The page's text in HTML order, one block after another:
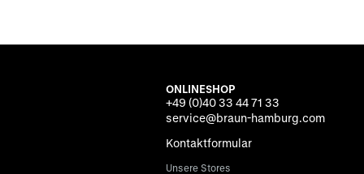
ONLINESHOP
+49 (0)40 33 44 71 33
service@braun-hamburg.com
Kontaktformular
Unsere Stores